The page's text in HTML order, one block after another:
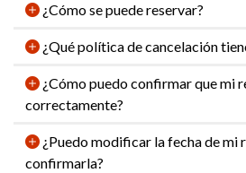
¿Cómo se puede reservar?
¿Qué política de cancelación
¿Cómo puedo confirmar que mi
correctamente?
¿Puedo modificar la fecha de mi
confirmarla?